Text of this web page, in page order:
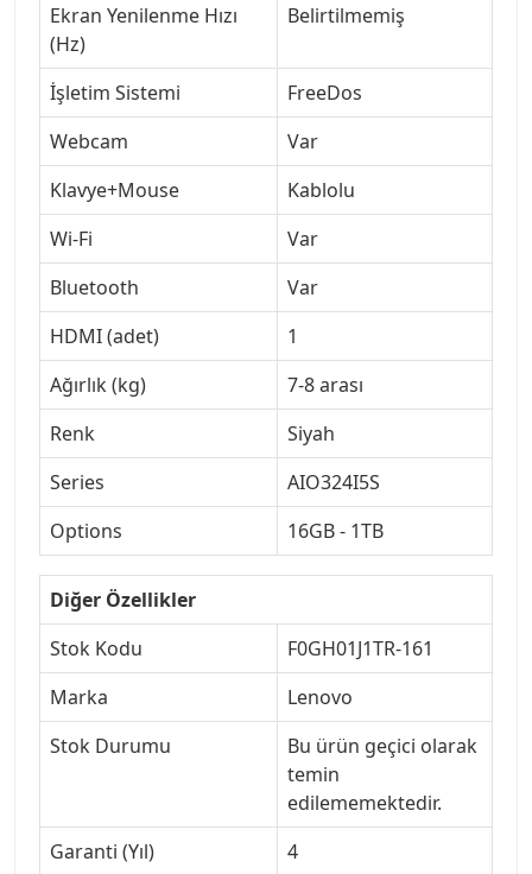
Ekran Yenilenme Hızı
(Hz)
Belirtilmemiş
İşletim Sistemi
FreeDos
Webcam
Var
Klavye+Mouse
Kablolu
Wi-Fi
Var
Bluetooth
Var
HDMI (adet)
1
Ağırlık (kg)
7-8 arası
Renk
Siyah
Series
AIO324I5S
Options
16GB - 1TB
Diğer Özellikler
Stok Kodu
F0GH01J1TR-161
Marka
Lenovo
Stok Durumu
Bu ürün geçici olarak
temin
edilememektedir.
Garanti (Yıl)
4